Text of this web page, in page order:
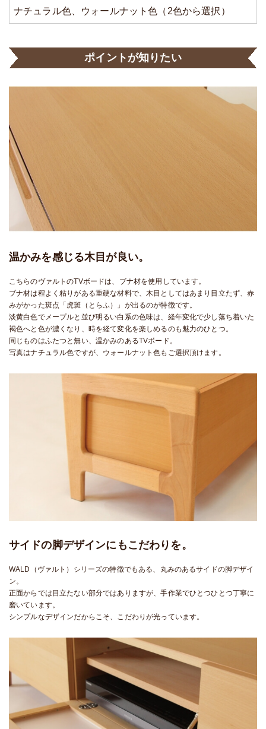
ナチュラル色、ウォールナット色（2色から選択）
ポイントが知りたい
温かみを感じる木目が良い。
こちらのヴァルトのTVボードは、ブナ材を使用しています。
ブナ材は程よく粘りがある重硬な材料で、木目としてはあまり目立たず、赤
みがかった斑点「虎斑（とらふ）」が出るのが特徴です。
淡黄白色でメープルと並び明るい白系の色味は、経年変化で少し落ち着いた
褐色へと色が濃くなり、時を経て変化を楽しめるのも魅力のひとつ。
同じものはふたつと無い、温かみのあるTVボード。
写真はナチュラル色ですが、ウォールナット色もご選択頂けます。
サイドの脚デザインにもこだわりを。
WALD（ヴァルト）シリーズの特徴でもある、丸みのあるサイドの脚デザイ
ン。
正面からでは目立たない部分ではありますが、手作業でひとつひとつ丁寧に
磨いています。
シンプルなデザインだからこそ、こだわりが光っています。